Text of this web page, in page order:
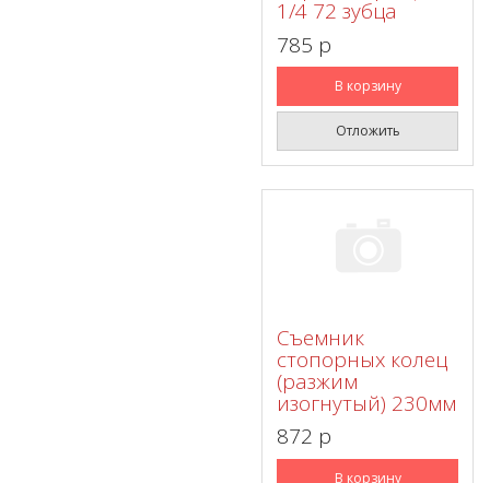
1/4 72 зубца
785 p
В корзину
Отложить
Съемник
стопорных колец
(разжим
изогнутый) 230мм
872 p
В корзину